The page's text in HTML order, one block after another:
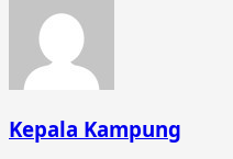
Kepala Kampung